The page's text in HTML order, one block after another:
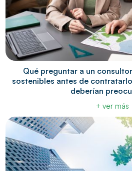
Qué preguntar a un
sostenibles antes de
deberían
+ ver más